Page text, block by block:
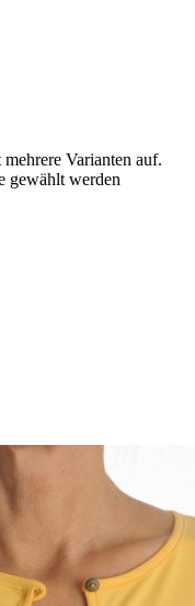
Varianten auf.
gewählt werden